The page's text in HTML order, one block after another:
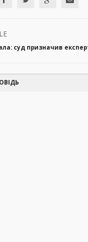
суд призначив